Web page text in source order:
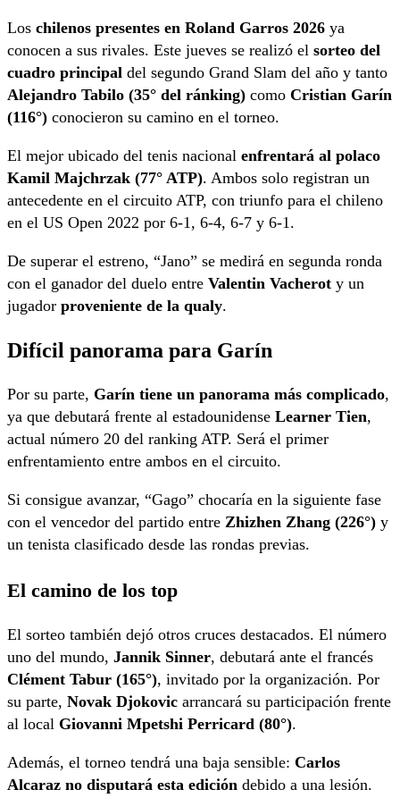
Los chilenos presentes en Roland Garros 2026 ya
conocen a sus rivales. Este jueves se realizó el sorteo del
cuadro principal del segundo Grand Slam del año y tanto
Alejandro Tabilo (35° del ránking) como Cristian Garín
(116°) conocieron su camino en el torneo.
El mejor ubicado del tenis nacional enfrentará al polaco
Kamil Majchrzak (77° ATP). Ambos solo registran un
antecedente en el circuito ATP, con triunfo para el chileno
en el US Open 2022 por 6-1, 6-4, 6-7 y 6-1.
De superar el estreno, “Jano” se medirá en segunda ronda
con el ganador del duelo entre Valentin Vacherot y un
jugador proveniente de la qualy.
Difícil panorama para Garín
Por su parte, Garín tiene un panorama más complicado,
ya que debutará frente al estadounidense Learner Tien,
actual número 20 del ranking ATP. Será el primer
enfrentamiento entre ambos en el circuito.
Si consigue avanzar, “Gago” chocaría en la siguiente fase
con el vencedor del partido entre Zhizhen Zhang (226°) y
un tenista clasificado desde las rondas previas.
El camino de los top
El sorteo también dejó otros cruces destacados. El número
uno del mundo, Jannik Sinner, debutará ante el francés
Clément Tabur (165°), invitado por la organización. Por
su parte, Novak Djokovic arrancará su participación frente
al local Giovanni Mpetshi Perricard (80°).
Además, el torneo tendrá una baja sensible: Carlos
Alcaraz no disputará esta edición debido a una lesión.